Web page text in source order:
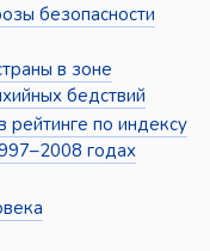
безопасности
в зоне
бедствий
по индексу
годах